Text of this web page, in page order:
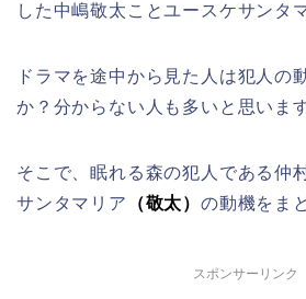
した中嶋敬太ことユースケサンタ
ドラマを途中から見た人は犯人の
か？分からない人も多いと思います
そこで、眠れる森の犯人である仲
サンタマリア
（敬太）の動機をま
スポンサーリンク